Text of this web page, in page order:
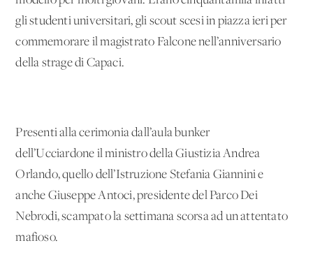
gli studenti universitari, gli scout scesi in piazza ieri per
commemorare il magistrato Falcone nell’anniversario
della strage di Capaci.
Presenti alla cerimonia dall’aula bunker
dell’Ucciardone il ministro della Giustizia Andrea
Orlando, quello dell’Istruzione Stefania Giannini e
anche Giuseppe Antoci, presidente del Parco Dei
Nebrodi, scampato la settimana scorsa ad un attentato
mafioso.